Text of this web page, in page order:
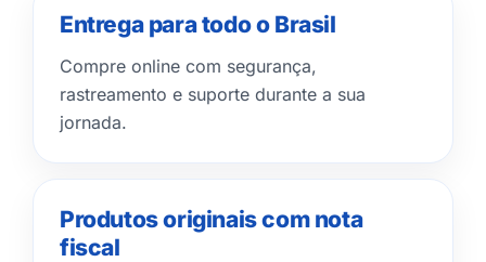
Entrega para todo o Brasil
Compre online com segurança,
rastreamento e suporte durante a sua
jornada.
Produtos originais com nota
fiscal